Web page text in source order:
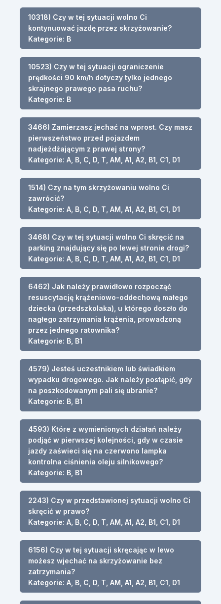
10318) Czy w tej sytuacji wolno Ci
kontynuować jazdę przez skrzyżowanie?
Kategorie: B
10523) Czy w tej sytuacji ograniczenie
prędkości 90 km/h dotyczy tylko jednego
skrajnego prawego pasa ruchu?
Kategorie: B
3466) Zamierzasz jechać na wprost. Czy masz
pierwszeństwo przed pojazdem
nadjeżdżającym z prawej strony?
Kategorie: A, B, C, D, T, AM, A1, A2, B1, C1, D1
1514) Czy na tym skrzyżowaniu wolno Ci
zawrócić?
Kategorie: A, B, C, D, T, AM, A1, A2, B1, C1, D1
3468) Czy w tej sytuacji wolno Ci skręcić na
parking znajdujący się po lewej stronie drogi?
Kategorie: A, B, C, D, T, AM, A1, A2, B1, C1, D1
6462) Jak należy prawidłowo rozpocząć
resuscytację krążeniowo-oddechową małego
dziecka (przedszkolaka), u którego doszło do
nagłego zatrzymania krążenia, prowadzoną
przez jednego ratownika?
Kategorie: B, B1
4579) Jesteś uczestnikiem lub świadkiem
wypadku drogowego. Jak należy postąpić, gdy
na poszkodowanym pali się ubranie?
Kategorie: B, B1
4593) Które z wymienionych działań należy
podjąć w pierwszej kolejności, gdy w czasie
jazdy zaświeci się na czerwono lampka
kontrolna ciśnienia oleju silnikowego?
Kategorie: B, B1
2243) Czy w przedstawionej sytuacji wolno Ci
skręcić w prawo?
Kategorie: A, B, C, D, T, AM, A1, A2, B1, C1, D1
6156) Czy w tej sytuacji skręcając w lewo
możesz wjechać na skrzyżowanie bez
zatrzymania?
Kategorie: A, B, C, D, T, AM, A1, A2, B1, C1, D1